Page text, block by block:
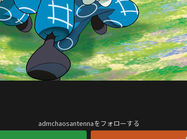
admchaosantennaをフォローする